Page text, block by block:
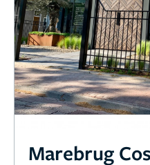
Marebrug